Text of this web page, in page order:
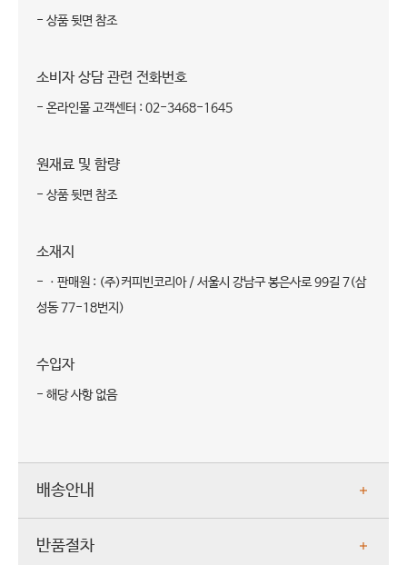
- 상품 뒷면 참조
소비자 상담 관련 전화번호
- 온라인몰 고객센터 : 02-3468-1645
원재료 및 함량
- 상품 뒷면 참조
소재지
- ㆍ판매원 : (주)커피빈코리아 / 서울시 강남구 봉은사로 99길 7(삼
성동 77-18번지)
수입자
- 해당 사항 없음
배송안내
반품절차